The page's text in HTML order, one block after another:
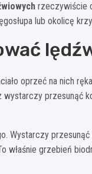
rzeczywiście
lub okolicę
oprzeć na nich
przesunąć
Wystarczy przesunąć
właśnie grzebień